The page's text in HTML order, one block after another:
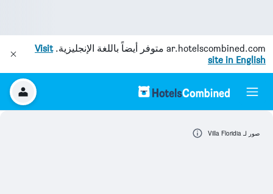
ar.hotelscombined.com متوفر أيضاً باللغة الإنجليزية.Visit
site in English
صور لـ Villa Floridia